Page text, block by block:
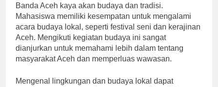
Banda Aceh kaya akan budaya dan tradisi.
Mahasiswa memiliki kesempatan untuk mengalami
acara budaya lokal, seperti festival seni dan kerajinan
Aceh. Mengikuti kegiatan budaya ini sangat
dianjurkan untuk memahami lebih dalam tentang
masyarakat Aceh dan memperluas wawasan.
Mengenal lingkungan dan budaya lokal dapat